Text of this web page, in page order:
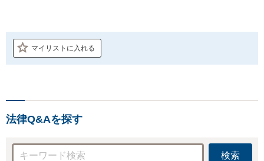
マイリストに入れる
法律Q&Aを探す
検索